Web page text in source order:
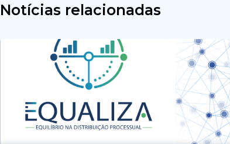
Notícias relacionadas